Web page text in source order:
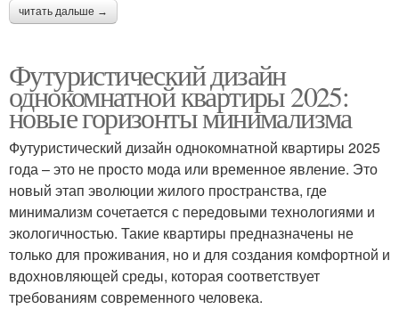
читать дальше →
Футуристический дизайн
однокомнатной квартиры 2025:
новые горизонты минимализма
Футуристический дизайн однокомнатной квартиры 2025
года – это не просто мода или временное явление. Это
новый этап эволюции жилого пространства, где
минимализм сочетается с передовыми технологиями и
экологичностью. Такие квартиры предназначены не
только для проживания, но и для создания комфортной и
вдохновляющей среды, которая соответствует
требованиям современного человека.